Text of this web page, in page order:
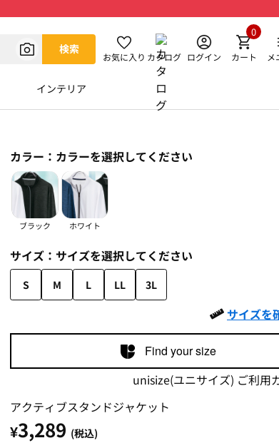
検索
お気に入り カタログ ログイン カート
0
メ
インテリア
カラー： カラーを選択してください
ブラック ホワイト
サイズ： サイズを選択してください
S M L LL 3L
サイズを
Find your size
unisize(ユニサイズ) ご利用
アクティブスタンドジャケット
¥3,289 (税込)